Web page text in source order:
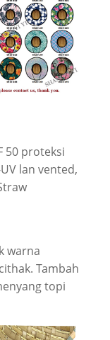
50 proteksi
lan vented,
warna
Tambah
topi